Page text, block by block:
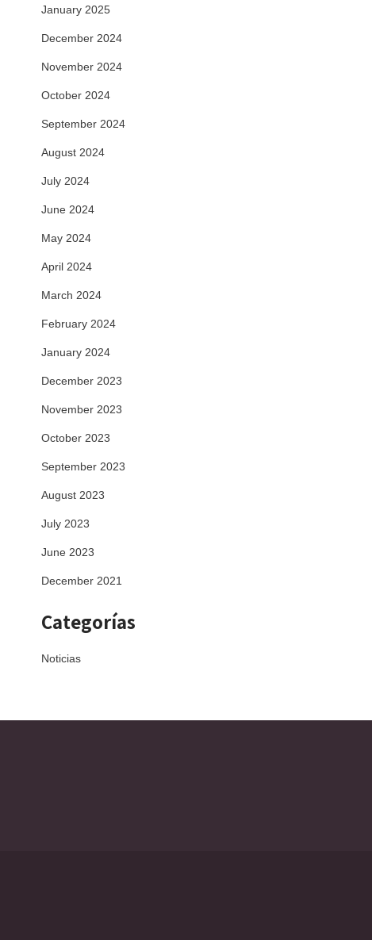
January 2025
December 2024
November 2024
October 2024
September 2024
August 2024
July 2024
June 2024
May 2024
April 2024
March 2024
February 2024
January 2024
December 2023
November 2023
October 2023
September 2023
August 2023
July 2023
June 2023
December 2021
Categorías
Noticias